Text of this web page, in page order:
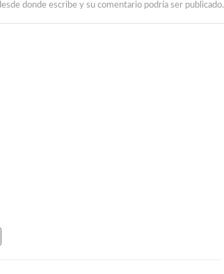
donde escribe y su comentario podría ser publicado.